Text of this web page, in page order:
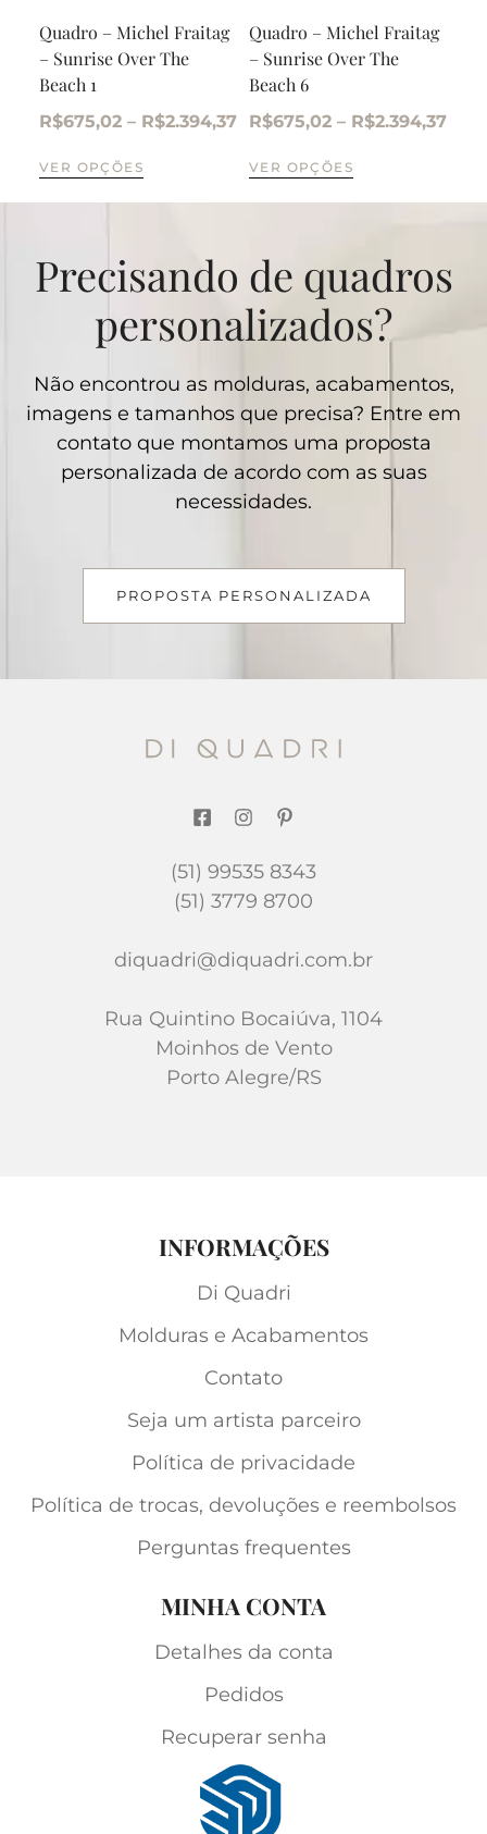
Quadro – Michel Fraitag
– Sunrise Over The
Beach 1
R$675,02 – R$2.394,37
VER OPÇÕES
Quadro – Michel Fraitag
– Sunrise Over The
Beach 6
R$675,02 – R$2.394,37
VER OPÇÕES
Precisando de quadros
personalizados?
Não encontrou as molduras, acabamentos,
imagens e tamanhos que precisa? Entre em
contato que montamos uma proposta
personalizada de acordo com as suas
necessidades.
PROPOSTA PERSONALIZADA
(51) 99535 8343
(51) 3779 8700
diquadri@diquadri.com.br
Rua Quintino Bocaiúva, 1104
Moinhos de Vento
Porto Alegre/RS
INFORMAÇÕES
Di Quadri
Molduras e Acabamentos
Contato
Seja um artista parceiro
Política de privacidade
Política de trocas, devoluções e reembolsos
Perguntas frequentes
MINHA CONTA
Detalhes da conta
Pedidos
Recuperar senha